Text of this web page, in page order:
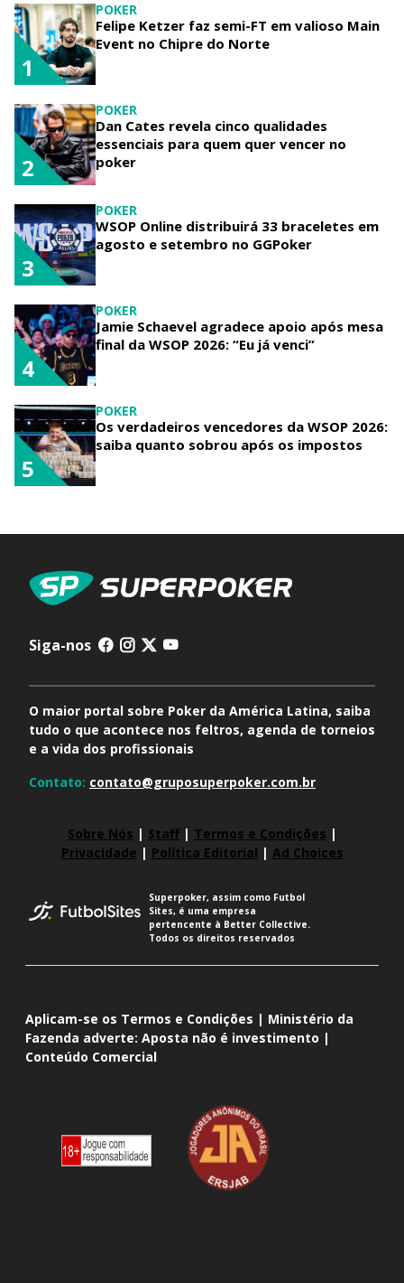
POKER
Felipe Ketzer faz semi-FT em valioso Main
Event no Chipre do Norte
1
POKER
Dan Cates revela cinco qualidades
essenciais para quem quer vencer no
poker
2
POKER
WSOP Online distribuirá 33 braceletes em
agosto e setembro no GGPoker
3
POKER
Jamie Schaevel agradece apoio após mesa
final da WSOP 2026: “Eu já venci”
4
POKER
Os verdadeiros vencedores da WSOP 2026:
saiba quanto sobrou após os impostos
5
Siga-nos
O maior portal sobre Poker da América Latina, saiba
tudo o que acontece nos feltros, agenda de torneios
e a vida dos profissionais
Contato: contato@gruposuperpoker.com.br
Sobre Nós | Staff| Termos e Condições |
Privacidade | Política Editorial | Ad Choices
Superpoker, assim como Futbol
Sites, é uma empresa
pertencente à Better Collective.
Todos os direitos reservados
Aplicam-se os Termos e Condições | Ministério da
Fazenda adverte: Aposta não é investimento |
Conteúdo Comercial